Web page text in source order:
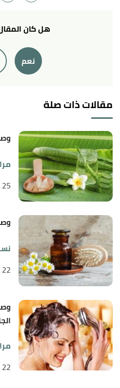
in your hair care
Retrieved 19/6/2023. Edited.
هل كان
نعم
مقالات ذات صلة
25 سبتمبر 2021
22 سبتمبر 2021
22 سبتمبر 2021